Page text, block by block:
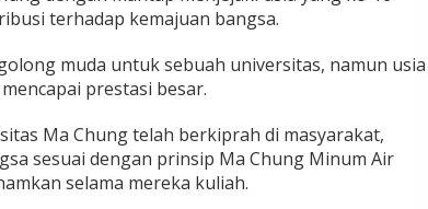
terhadap kemajuan bangsa.
muda untuk sebuah universitas, namun usia
prestasi besar.
Ma Chung telah berkiprah di masyarakat,
sesuai dengan prinsip Ma Chung Minum Air
selama mereka kuliah.